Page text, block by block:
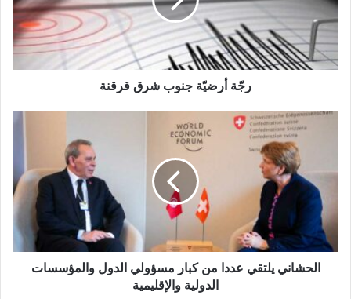
رجّة أرضيّة جنوب شرق قرقنة
الحشاني يلتقي عددا من كبار مسؤولي الدول والمؤسسات
الدولية والإقليمية